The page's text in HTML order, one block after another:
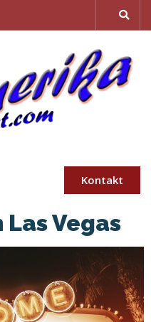
Kontakt
Las Vegas